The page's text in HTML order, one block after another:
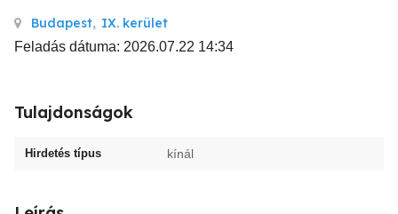
Budapest, IX. kerület
Feladás dátuma: 2026.07.22 14:34
Tulajdonságok
Hirdetés típus kínál